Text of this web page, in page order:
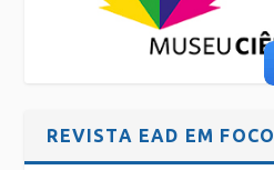
REVISTA EAD EM FOCO